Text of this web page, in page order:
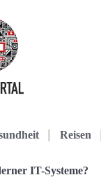
Reisen
IT-Systeme?